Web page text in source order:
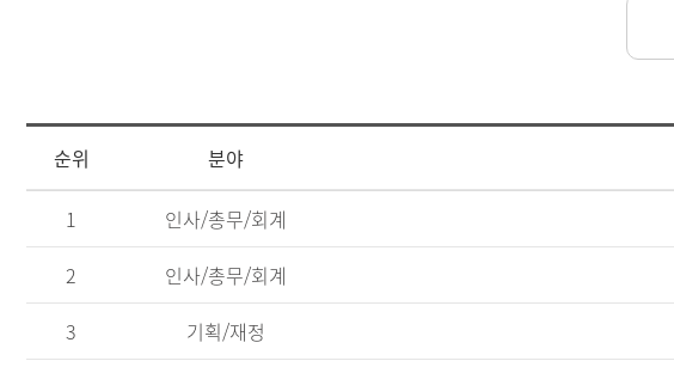
정
공
순위 분야
1 인사/총무/회계
2
인사/총무/회계
3
기획/재정